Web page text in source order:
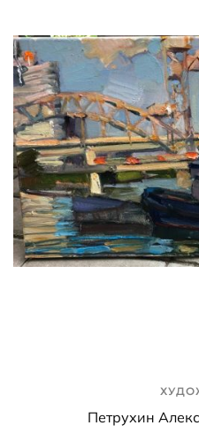
Петрухин